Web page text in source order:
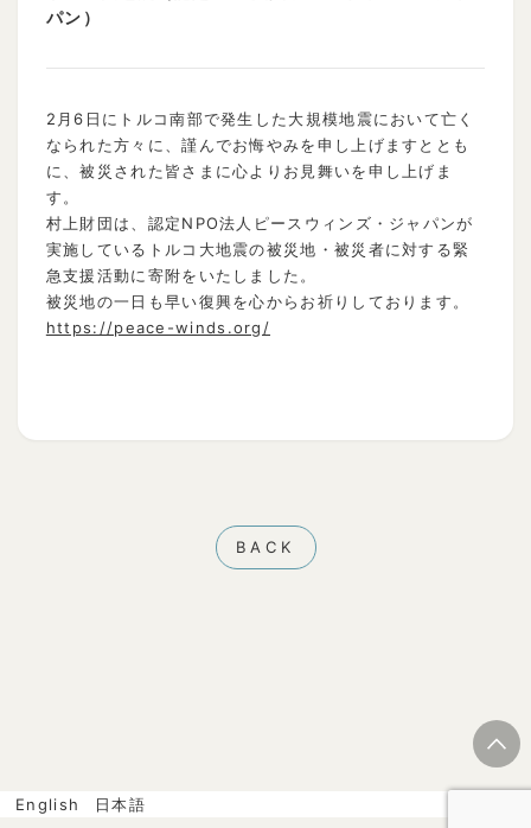
パン）
2月6日にトルコ南部で発生した大規模地震において亡く
なられた方々に、謹んでお悔やみを申し上げますととも
に、被災された皆さまに心よりお見舞いを申し上げま
す。
村上財団は、認定NPO法人ピースウィンズ・ジャパンが
実施しているトルコ大地震の被災地・被災者に対する緊
急支援活動に寄附をいたしました。
被災地の一日も早い復興を心からお祈りしております。
https://peace-winds.org/
BACK
English 日本語